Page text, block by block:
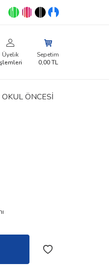
Üyelik
Sepetim
0,00TL
OKUL ÖNCESİ